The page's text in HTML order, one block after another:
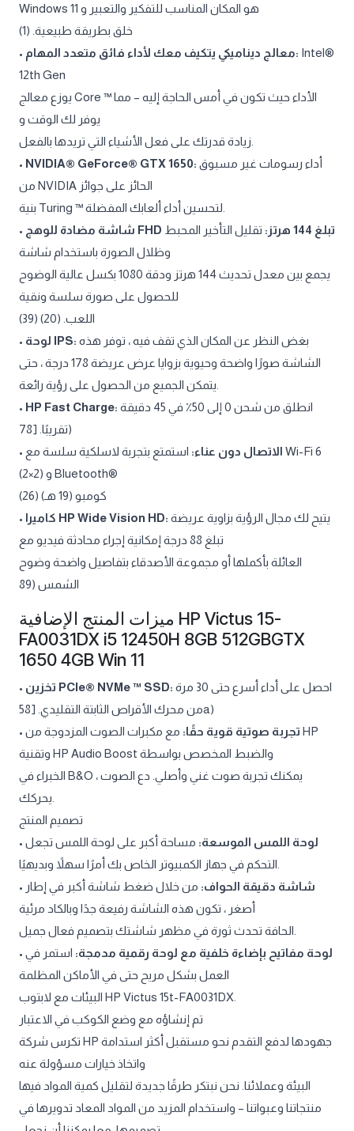
Windows 11 هو المكان المناسب للتفكير والتعبير و
خلق بطريقة طبيعية. (1)
•
معالج ديناميكي يتكيف معك لأداء فائق متعدد المهام: Intel®
12th Gen
يوزع معالج Core ™ الأداء حيث تكون في أمس الحاجة إليه – مما
يوفر لك الوقت و
• NVIDIA® GeForce® GTX 1650:
من NVIDIA الحائز على جوائز
•
شاشة مضادة للوهج FHD تبلغ 144 هرتز:
تقليل التأخير المحبط
وظلال الصورة باستخدام شاشة
يجمع بين معدل تحديث 144 هرتز ودقة 1080 بكسل عالية الوضوح
للحصول على صورة سلسة ونقية
اللعب. (20) (39)
•
لوحة IPS:
الشاشة صورًا واضحة وحيوية بزوايا عرض عريضة 178 درجة ، حتى
• HP Fast Charge:
تقريبًا. [78)
•
الاتصال دون عناء: استمتع بتجربة لاسلكية سلسة مع Wi-Fi 6
(2×2) و Bluetooth®
كومبو (19 هـ) (26)
•
كاميرا HP Wide Vision HD:
تبلغ 88 درجة إمكانية إجراء محادثة فيديو مع
العائلة بأكملها أو مجموعة الأصدقاء بتفاصيل واضحة وضوح
الشمس (89
ميزات المنتج الإضافية HP Victus 15-
FA0031DX i5 12450H 8GB 512GBGTX
1650 4GB Win 11
• تخزين PCIe® NVMe ™ SSD:
من محرك الأقراص الثابتة التقليدي. [58a)
•
تجربة صوتية قوية حقًا: مع مكبرات الصوت المزدوجة من HP
وتقنية HP Audio Boost والضبط المخصص بواسطة
الخبراء في B&O ، يمكنك تجربة صوت غني وأصلي. دع الصوت
تصميم المنتج
•
لوحة اللمس الموسعة: مساحة أكبر على لوحة اللمس تجعل
•
شاشة دقيقة الحواف: من خلال ضغط شاشة أكبر في إطار
أصغر ، تكون هذه الشاشة رفيعة جدًا وبالكاد مرئية
•
لوحة مفاتيح بإضاءة خلفية مع لوحة رقمية مدمجة: استمر في
العمل بشكل مريح حتى في الأماكن المظلمة
البيئات مع لابتوب HP Victus 15t-FA0031DX.
تم إنشاؤه مع وضع الكوكب في الاعتبار
تكرس شركة HP جهودها لدفع التقدم نحو مستقبل أكثر استدامة
واتخاذ خيارات مسؤولة عنه
البيئة وعملائنا. نحن نبتكر طرقًا جديدة لتقليل كمية المواد فيها
منتجاتنا وعبواتنا – واستخدام المزيد من المواد المعاد تدويرها في